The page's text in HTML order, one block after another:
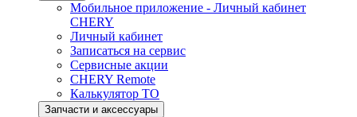
Мобильное приложение - Личный кабинет
CHERY
Личный кабинет
Записаться на сервис
Сервисные акции
CHERY Remote
Калькулятор ТО
Запчасти и аксессуары